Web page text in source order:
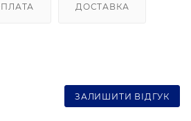
ДОСТАВКА
ЗАЛИШИТИ ВІДГУК